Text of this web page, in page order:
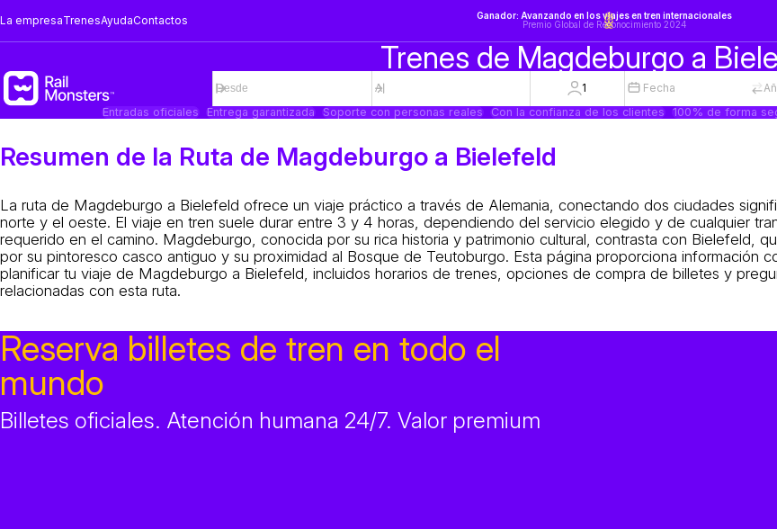
La empresaTrenesAyudaContactos
Ganador: Avanzando en los viajes en tren internacionales
Premio Global de Reconocimiento 2024
Trenes de Magdeburgo a
1 Fecha
Entradas oficiales
Entrega garantizada Soporte con personas reales Con la confianza de los clientes 100% de forma
Resumen de la Ruta de Magdeburgo a Bielefeld
La ruta de Magdeburgo a Bielefeld ofrece un viaje práctico a través de Alemania, conectando dos ciudades
norte y el oeste. El viaje en tren suele durar entre 3 y 4 horas, dependiendo del servicio elegido y de cualquier
requerido en el camino. Magdeburgo, conocida por su rica historia y patrimonio cultural, contrasta con Bielefeld,
por su pintoresco casco antiguo y su proximidad al Bosque de Teutoburgo. Esta página proporciona información
planificar tu viaje de Magdeburgo a Bielefeld, incluidos horarios de trenes, opciones de compra de billetes y
relacionadas con esta ruta.
Reserva billetes de tren en todo el
mundo
Billetes oficiales. Atención humana 24/7. Valor premium